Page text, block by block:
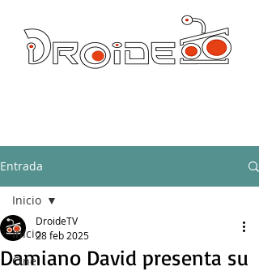
Entrada
Inicio
Cine
Inicio
Damiano David presenta su
DroideTV
28 feb 2025